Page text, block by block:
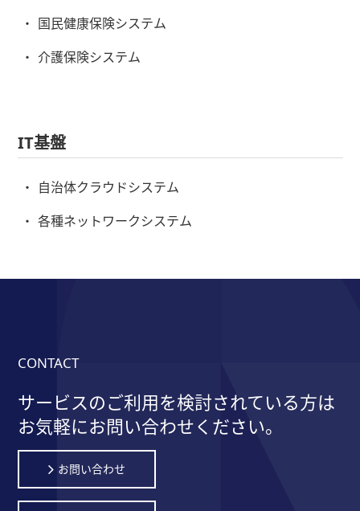
国民健康保険システム
介護保険システム
IT基盤
自治体クラウドシステム
各種ネットワークシステム
CONTACT
サービスのご利用を検討されている方は
お気軽にお問い合わせください。
お問い合わせ